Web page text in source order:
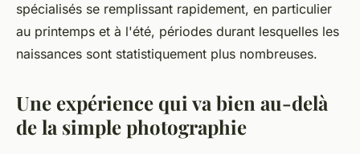
spécialisés se remplissant rapidement, en particulier
au printemps et à l'été, périodes durant lesquelles les
naissances sont statistiquement plus nombreuses.
Une expérience qui va bien au-delà
de la simple photographie